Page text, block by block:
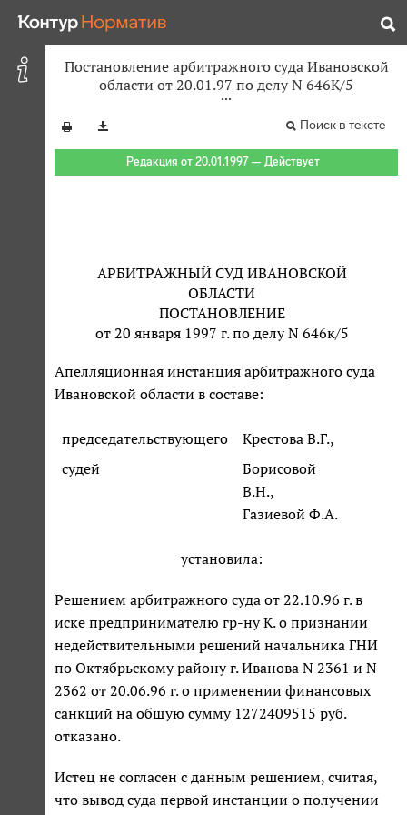
Постановление арбитражного суда Ивановской
области от 20.01.97 по делу N 646К/5
Поиск в тексте
Редакция от 20.01.1997 — Действует
АРБИТРАЖНЫЙ СУД ИВАНОВСКОЙ
ОБЛАСТИ
ПОСТАНОВЛЕНИЕ
от 20 января 1997 г. по делу N 646к/5
Апелляционная инстанция арбитражного суда
Ивановской области в составе:
председательствующего
Крестова В.Г.,
судей
Борисовой
В.Н.,
Газиевой Ф.А.
установила:
Решением арбитражного суда от 22.10.96 г. в
иске предпринимателю гр-ну К. о признании
недействительными решений начальника ГНИ
по Октябрьскому району г. Иванова N 2361 и N
2362 от 20.06.96 г. о применении финансовых
санкций на общую сумму 1272409515 руб.
отказано.
Истец не согласен с данным решением, считая,
что вывод суда первой инстанции о получении